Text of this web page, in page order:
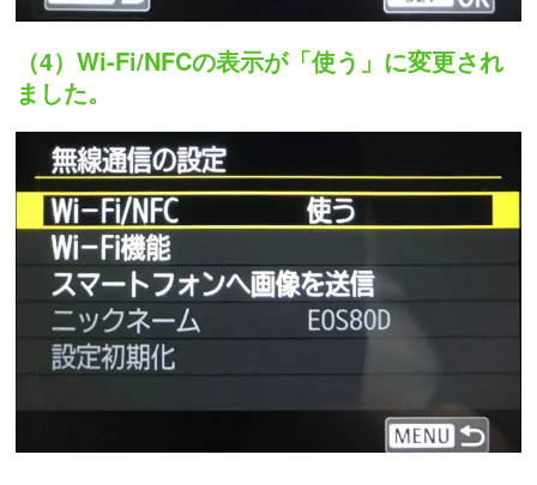
（4）Wi-Fi/NFCの表示が「使う」に変更され
ました。